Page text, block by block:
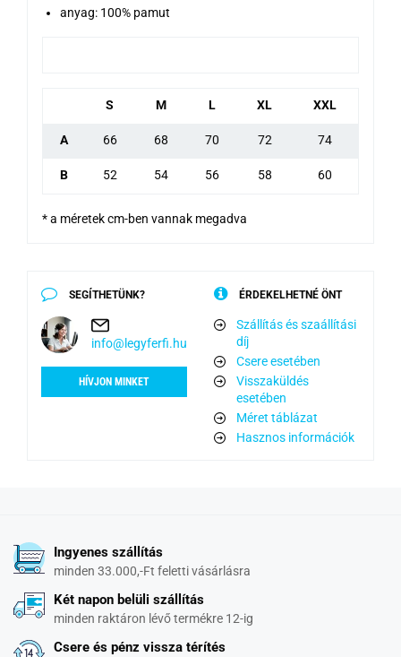
anyag: 100% pamut
S M L XL XXL
A 66 68 70 72 74
B 52 54 56 58 60
* a méretek cm-ben vannak megadva
SEGÍTHETÜNK?
info@legyferfi.hu
HÍVJON MINKET
ÉRDEKELHETNÉ ÖNT
Szállítás és szaállítási
díj
Csere esetében
Visszaküldés
esetében
Méret táblázat
Hasznos információk
Ingyenes szállítás
minden 33.000,-Ft feletti vásárlásra
Két napon belüli szállítás
minden raktáron lévő termékre 12-ig
Csere és pénz vissza térítés